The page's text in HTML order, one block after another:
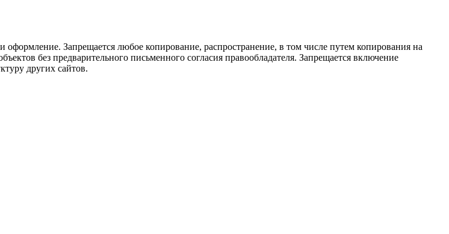
оформление. Запрещается любое копирование, распространение, в том числе путем копирования на
без предварительного письменного согласия правообладателя. Запрещается включение
других сайтов.